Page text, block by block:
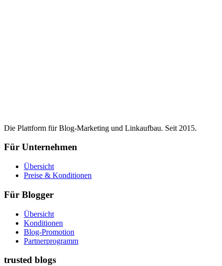
Die Plattform für Blog-Marketing und Linkaufbau. Seit 2015.
Für Unternehmen
Übersicht
Preise & Konditionen
Für Blogger
Übersicht
Konditionen
Blog-Promotion
Partnerprogramm
trusted blogs